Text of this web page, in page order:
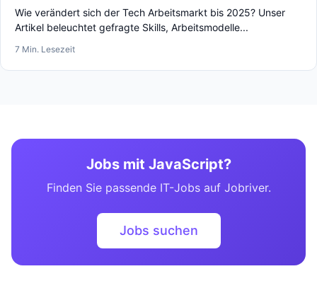
Wie verändert sich der Tech Arbeitsmarkt bis 2025? Unser
Artikel beleuchtet gefragte Skills, Arbeitsmodelle...
7 Min. Lesezeit
Jobs mit JavaScript?
Finden Sie passende IT-Jobs auf Jobriver.
Jobs suchen